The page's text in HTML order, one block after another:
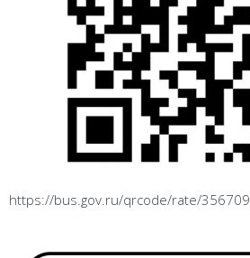
https://bus.gov.ru/qrcode/rate/356709